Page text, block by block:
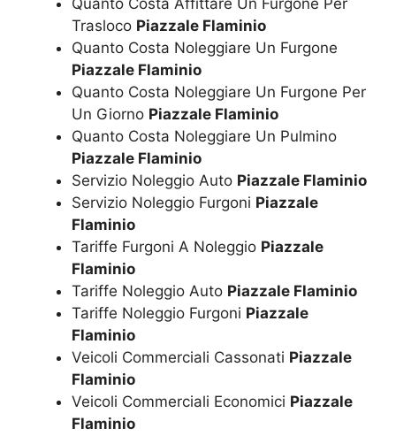
Quanto Costa Affittare Un Furgone Per
Trasloco Piazzale Flaminio
Quanto Costa Noleggiare Un Furgone
Piazzale Flaminio
Quanto Costa Noleggiare Un Furgone Per
Un Giorno Piazzale Flaminio
Quanto Costa Noleggiare Un Pulmino
Piazzale Flaminio
Servizio Noleggio Auto Piazzale Flaminio
Servizio Noleggio Furgoni Piazzale
Flaminio
Tariffe Furgoni A Noleggio Piazzale
Flaminio
Tariffe Noleggio Auto Piazzale Flaminio
Tariffe Noleggio Furgoni Piazzale
Flaminio
Veicoli Commerciali Cassonati Piazzale
Flaminio
Veicoli Commerciali Economici Piazzale
Flaminio